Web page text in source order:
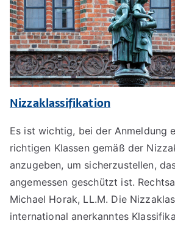
Nizzaklassifikation
Es ist wichtig, bei der Anmeldung
richtigen Klassen gemäß der
anzugeben, um sicherzustellen,
angemessen geschützt ist.
Michael Horak, LL.M. Die
international anerkanntes